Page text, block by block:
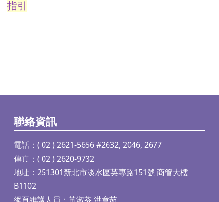
指引
聯絡資訊
電話：( 02 ) 2621-5656 #2632, 2046, 2677
傳真：( 02 ) 2620-9732
地址：251301新北市淡水區英專路151號 商管大樓
B1102
網頁維護人員：黃淑芬 洪意茹